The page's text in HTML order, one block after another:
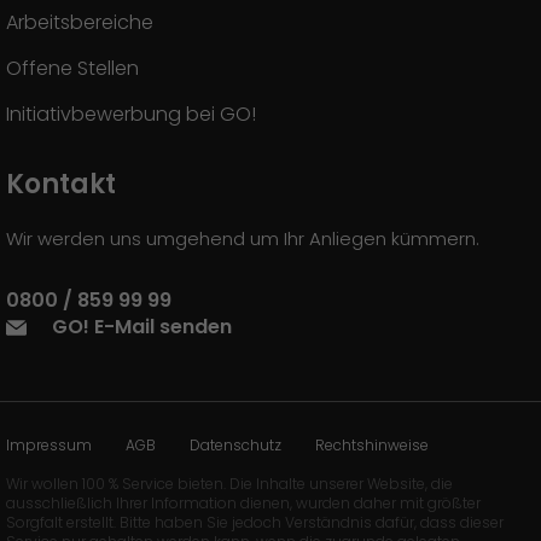
Arbeitsbereiche
Offene Stellen
Initiativbewerbung bei GO!
Kontakt
Wir werden uns umgehend um Ihr Anliegen kümmern.
0800 / 859 99 99
GO! E-Mail senden
Impressum AGB Datenschutz
Rechtshinweise
Wir wollen 100 % Service bieten. Die Inhalte unserer Website, die
ausschließlich Ihrer Information dienen, wurden daher mit größter
Sorgfalt erstellt. Bitte haben Sie jedoch Verständnis dafür, dass dieser